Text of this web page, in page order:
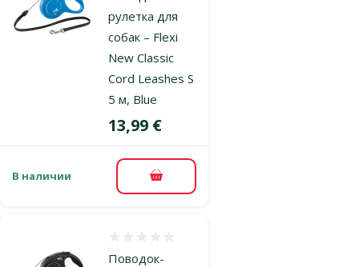
рулетка для
собак – Flexi
New Classic
Cord Leashes S
5 м, Blue
Цена
13,99 €
В наличии В корзину
Поводок-